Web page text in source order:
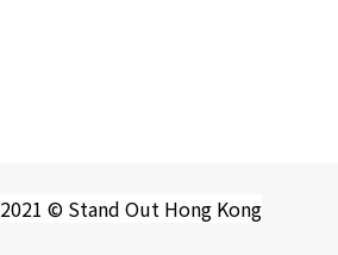
2021 © Stand Out Hong Kong